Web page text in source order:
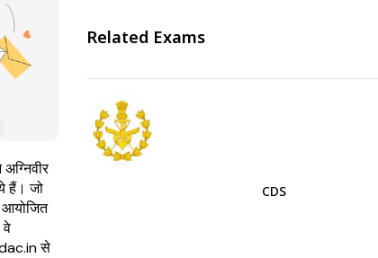
हैं। जो
वे
से
Related Exams
CDS